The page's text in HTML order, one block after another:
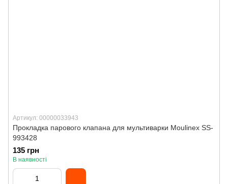
Артикул: 00000033943
Прокладка парового клапана для мультиварки Moulinex SS-
993428
135 грн
В наявності